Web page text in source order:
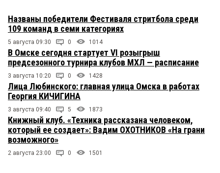
Названы победители Фестиваля стритбола среди
109 команд в семи категориях
5 августа 09:30 0 1014
В Омске сегодня стартует VI розыгрыш
предсезонного турнира клубов МХЛ — расписание
3 августа 10:20 0 1428
Лица Любинского: главная улица Омска в работах
Георгия КИЧИГИНА
3 августа 09:40 5 1873
Книжный клуб. «Техника рассказана человеком,
который ее создает»: Вадим ОХОТНИКОВ «На грани
возможного»
2 августа 23:00 0 1501